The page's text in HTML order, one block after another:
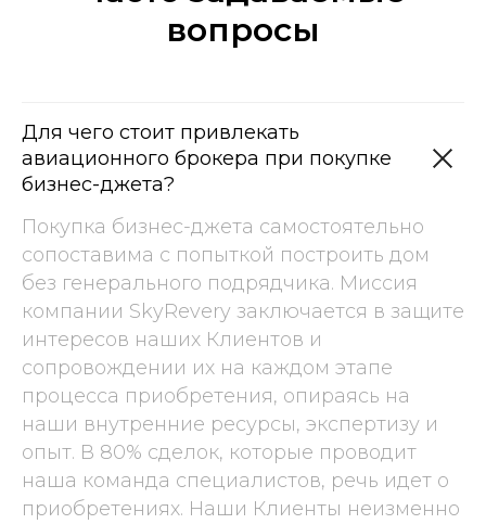
вопросы
Для чего стоит привлекать
авиационного брокера при покупке
бизнес-джета?
Покупка бизнес-джета самостоятельно
сопоставима с попыткой построить дом
без генерального подрядчика. Миссия
компании SkyRevery заключается в защите
интересов наших Клиентов и
сопровождении их на каждом этапе
процесса приобретения, опираясь на
наши внутренние ресурсы, экспертизу и
опыт. В 80% сделок, которые проводит
наша команда специалистов, речь идет о
приобретениях. Наши Клиенты неизменно